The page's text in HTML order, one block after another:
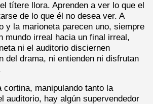
títere llora. Aprenden a ver lo que el
de lo que él no desea ver. A
y la marioneta parecen uno, siempre
mundo irreal hacia un final irreal,
ni el auditorio disciernen
del drama, ni entienden ni disfrutan
cortina, manipulando tanto la
auditorio, hay algún supervendedor